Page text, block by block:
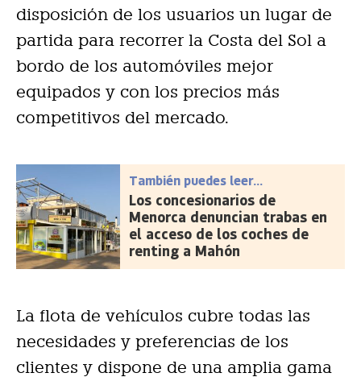
disposición de los usuarios un lugar de
partida para recorrer la Costa del Sol a
bordo de los automóviles mejor
equipados y con los precios más
competitivos del mercado.
También puedes leer...
Los concesionarios de
Menorca denuncian trabas en
el acceso de los coches de
renting a Mahón
La flota de vehículos cubre todas las
necesidades y preferencias de los
clientes y dispone de una amplia gama